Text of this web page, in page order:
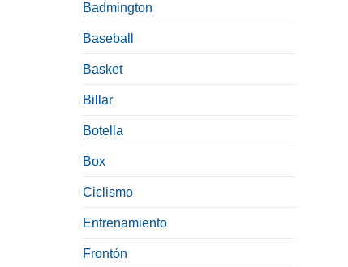
Badmington
Baseball
Basket
Billar
Botella
Box
Ciclismo
Entrenamiento
Frontón